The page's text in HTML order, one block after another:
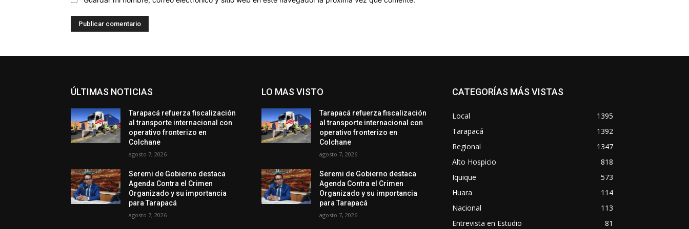
ÚLTIMAS NOTICIAS
Tarapacá refuerza fiscalización
al transporte internacional con
operativo fronterizo en
Colchane
agosto 7, 2026
Seremi de Gobierno destaca
Agenda Contra el Crimen
Organizado y su importancia
para Tarapacá
agosto 7, 2026
LO MAS VISTO
Tarapacá refuerza fiscalización
al transporte internacional con
operativo fronterizo en
Colchane
agosto 7, 2026
Seremi de Gobierno destaca
Agenda Contra el Crimen
Organizado y su importancia
para Tarapacá
agosto 7, 2026
CATEGORÍAS MÁS VISTAS
Local
1395
Tarapacá
1392
Regional
1347
Alto Hospicio
818
Iquique
573
Huara
114
Nacional
113
Entrevista en Estudio
81